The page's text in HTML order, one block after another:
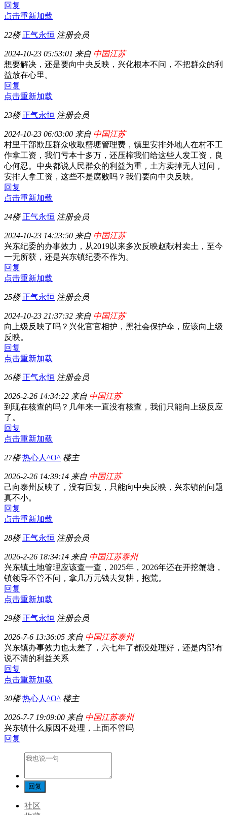
回复
点击重新加载
22楼 正气永恒 注册会员
2024-10-23 05:53:01 来自 中国江苏
想要解决，还是要向中央反映，兴化根本不问，不把群众的利
益放在心里。
回复
点击重新加载
23楼 正气永恒 注册会员
2024-10-23 06:03:00 来自 中国江苏
村里干部欺压群众收取蟹塘管理费，镇里安排外地人在村不工
作拿工资，我们亏本十多万，还压榨我们给这些人发工资，良
心何忍。中央都说人民群众的利益为重，土方卖掉无人过问，
安排人拿工资，这些不是腐败吗？我们要向中央反映。
回复
点击重新加载
24楼 正气永恒 注册会员
2024-10-23 14:23:50 来自 中国江苏
兴东纪委的办事效力，从2019以来多次反映赵献村卖土，至今
一无所获，还是兴东镇纪委不作为。
回复
点击重新加载
25楼 正气永恒 注册会员
2024-10-23 21:37:32 来自 中国江苏
向上级反映了吗？兴化官官相护，黑社会保护伞，应该向上级
反映。
回复
点击重新加载
26楼 正气永恒 注册会员
2026-2-26 14:34:22 来自 中国江苏
到现在核查的吗？几年来一直没有核查，我们只能向上级反应
了。
回复
点击重新加载
27楼 热心人^O^ 楼主
2026-2-26 14:39:14 来自 中国江苏
己向泰州反映了，没有回复，只能向中央反映，兴东镇的问题
真不小。
回复
点击重新加载
28楼 正气永恒 注册会员
2026-2-26 18:34:14 来自 中国江苏泰州
兴东镇土地管理应该查一查，2025年，2026年还在开挖蟹塘，
镇领导不管不问，拿几万元钱去复耕，抱荒。
回复
点击重新加载
29楼 正气永恒 注册会员
2026-7-6 13:36:05 来自 中国江苏泰州
兴东镇办事效力也太差了，六七年了都没处理好，还是内部有
说不清的利益关系
回复
点击重新加载
30楼 热心人^O^ 楼主
2026-7-7 19:09:00 来自 中国江苏泰州
兴东镇什么原因不处理，上面不管吗
回复
社区